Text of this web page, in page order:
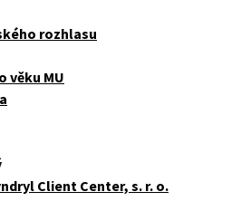
rozhlasu
věku MU
Client Center, s. r. o.